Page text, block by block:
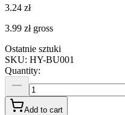
3.24 zł
3.99 zł gross
Ostatnie sztuki
SKU: HY-BU001
Quantity:
Add to cart